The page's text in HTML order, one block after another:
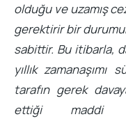
olduğu ve uzamış
gerektirir bir
sabittir. Bu itibarla,
yıllık
tarafın gerek
ettiği maddi